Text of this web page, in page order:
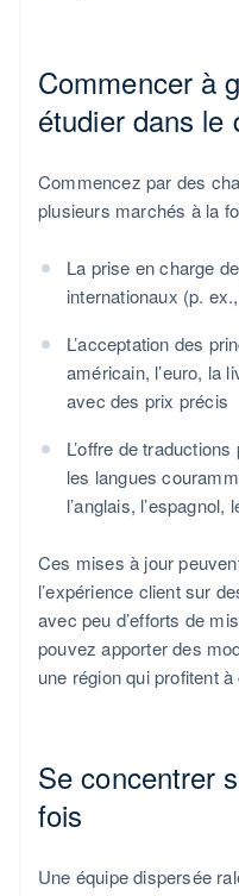
Commencer à
étudier dans le
Commencez par des
plusieurs marchés à la
La prise en charge
internationaux (p.
L’acceptation des
américain, l’euro, la
avec des prix précis
L’offre de
les langues
l’anglais,
Ces mises à jour
l’expérience client sur
avec peu d’efforts de
pouvez apporter des
une région qui profitent
Se concentrer
fois
Une équipe dispersée